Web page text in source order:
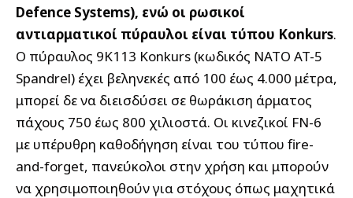
Defence Systems), ενώ οι ρωσικοί
αντιαρματικοί πύραυλοι είναι τύπου Konkurs.
Ο πύραυλος 9K113 Konkurs (κωδικός NATO AT-5
Spandrel) έχει βεληνεκές από 100 έως 4.000 μέτρα,
μπορεί δε να διεισδύσει σε θωράκιση άρματος
πάχους 750 έως 800 χιλιοστά. Οι κινεζικοί FN-6
με υπέρυθρη καθοδήγηση είναι του τύπου fire-
and-forget, πανεύκολοι στην χρήση και μπορούν
να χρησιμοποιηθούν για στόχους όπως μαχητικά